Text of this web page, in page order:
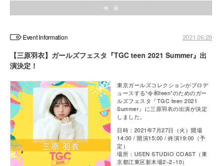
Event Information 2021.06.29
【三原羽衣】ガールズフェスタ『TGC teen 2021 Summer』出
演決定！
東京ガールズコレクションがプロデ
ュースする“令和teen”のためのガー
ルズフェスタ『TGC teen 2021
Summer』に三原羽衣の出演が決定
しました。
日時：2021年7月27日（火）開場
14:00 / 開演15:00 / 終演19:00（予
定）
場所：USEN STUDIO COAST（東
京都江東区新木場2−2−10）